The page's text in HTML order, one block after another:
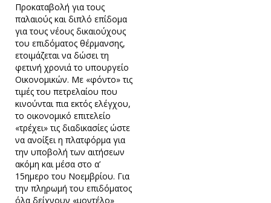
Προκαταβολή για τους
παλαιούς και διπλό επίδομα
για τους νέους δικαιούχους
του επιδόματος θέρμανσης,
ετοιμάζεται να δώσει τη
φετινή χρονιά το υπουργείο
Οικονομικών. Με «φόντο» τις
τιμές του πετρελαίου που
κινούνται πια εκτός ελέγχου,
το οικονομικό επιτελείο
«τρέχει» τις διαδικασίες ώστε
να ανοίξει η πλατφόρμα για
την υποβολή των αιτήσεων
ακόμη και μέσα στο α’
15ημερο του Νοεμβρίου. Για
την πληρωμή του επιδόματος
όλα δείχνουν «μοντέλο»